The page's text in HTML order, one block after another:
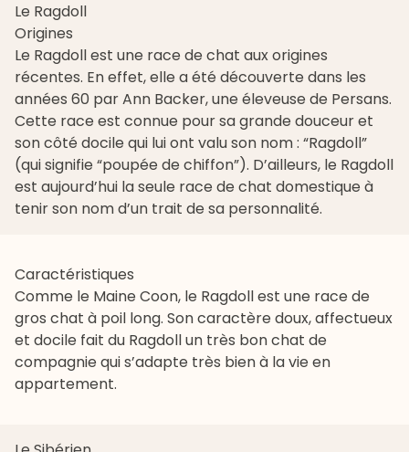
Le Ragdoll
Origines
Le Ragdollest une race de chat aux origines
récentes. En effet, elle a été découverte dans les
années 60 par Ann Backer, une éleveuse de Persans.
Cette race est connue pour sa grande douceur et
son côté docile qui lui ont valu son nom : “Ragdoll”
(qui signifie “poupée de chiffon”). D’ailleurs, le Ragdoll
est aujourd’hui la seule race de chat domestique à
tenir son nom d’un trait de sa personnalité.
Caractéristiques
Comme le Maine Coon, le Ragdoll est une race de
gros chat à poil long. Son caractère doux, affectueux
et docile fait du Ragdoll un très bon chat de
compagnie qui s’adapte très bien à la vie en
appartement.